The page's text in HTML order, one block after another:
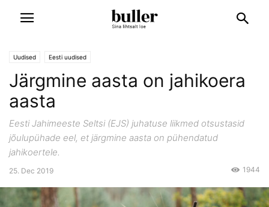
Uudised Eesti uudised
Järgmine aasta on jahikoera
aasta
Eesti Jahimeeste Seltsi (EJS) juhatuse liikmed otsustasid
jõulupühade eel, et järgmine aasta on pühendatud
jahikoertele.
25. Dec 2019 1944